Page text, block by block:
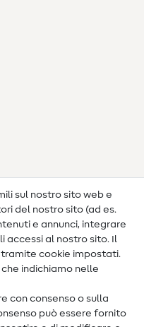
sul nostro sito web e
del nostro sito (ad es.
e annunci, integrare
accessi al nostro sito. Il
cookie impostati.
indichiamo nelle
con consenso o sulla
può essere fornito